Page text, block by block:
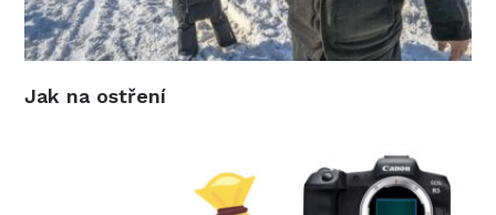
Jak na ostření